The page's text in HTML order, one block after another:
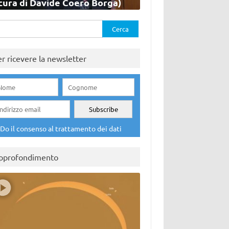
ricevere la newsletter
Do il consenso al trattamento dei dati